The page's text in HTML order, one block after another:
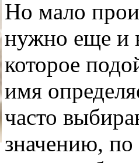
Но мало
нужно еще и
которое
имя
часто
значению, по